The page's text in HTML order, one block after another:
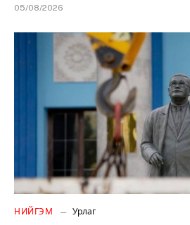
05/08/2026
НИЙГЭМ Урлаг